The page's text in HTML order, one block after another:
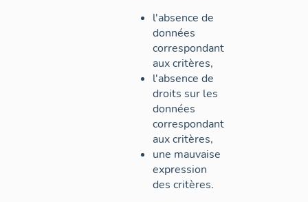
l'absence de
données
correspondant
aux critères,
l'absence de
droits sur les
données
correspondant
aux critères,
une mauvaise
expression
des critères.